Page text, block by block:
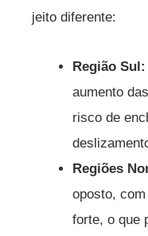
jeito diferente:
Região Sul:
aumento
risco de
Regiões
oposto,
forte, o que